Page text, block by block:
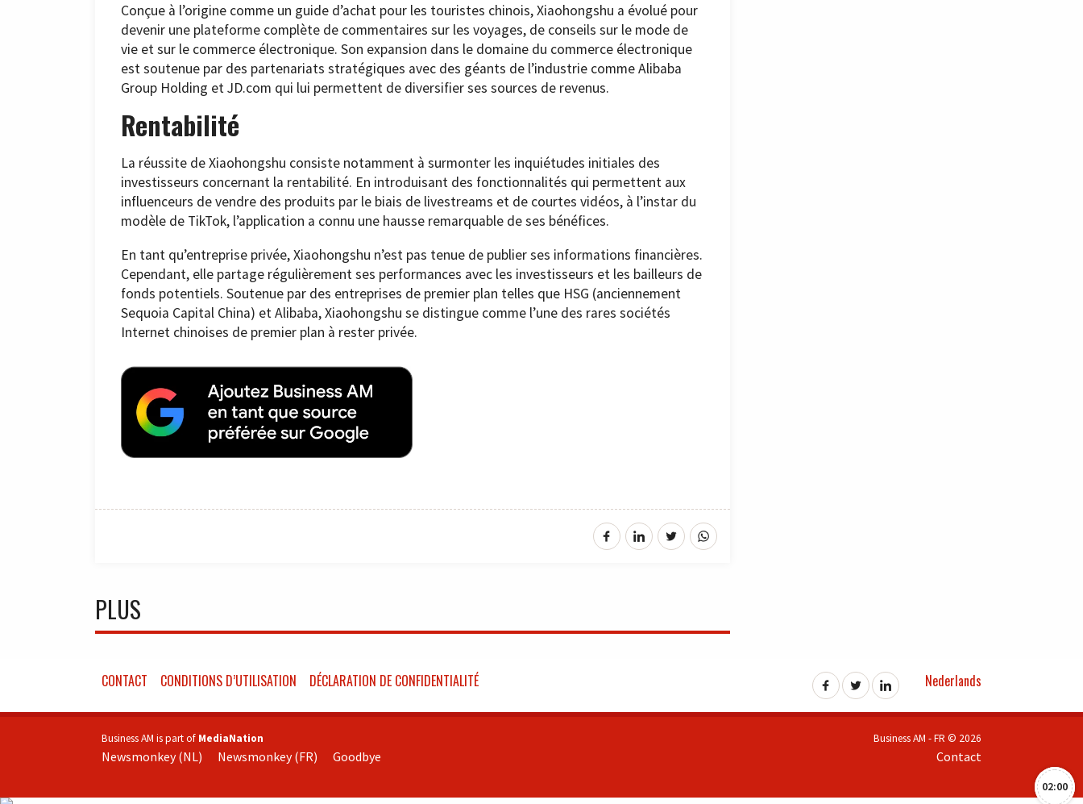
Conçue à l’origine comme un guide d’achat pour les touristes chinois, Xiaohongshu a évolué pour
devenir une plateforme complète de commentaires sur les voyages, de conseils sur le mode de
vie et sur le commerce électronique. Son expansion dans le domaine du commerce électronique
est soutenue par des partenariats stratégiques avec des géants de l’industrie comme Alibaba
Group Holding et JD.com qui lui permettent de diversifier ses sources de revenus.
Rentabilité
La réussite de Xiaohongshu consiste notamment à surmonter les inquiétudes initiales des
investisseurs concernant la rentabilité. En introduisant des fonctionnalités qui permettent aux
influenceurs de vendre des produits par le biais de livestreams et de courtes vidéos, à l’instar du
modèle de TikTok, l’application a connu une hausse remarquable de ses bénéfices.
En tant qu’entreprise privée, Xiaohongshu n’est pas tenue de publier ses informations financières.
Cependant, elle partage régulièrement ses performances avec les investisseurs et les bailleurs de
fonds potentiels. Soutenue par des entreprises de premier plan telles que HSG (anciennement
Sequoia Capital China) et Alibaba, Xiaohongshu se distingue comme l’une des rares sociétés
Internet chinoises de premier plan à rester privée.
PLUS
02:00
CONTACT CONDITIONS D’UTILISATION DÉCLARATION DE CONFIDENTIALITÉ Nederlands
Business AM is part of MediaNation
Newsmonkey (NL) Newsmonkey (FR) Goodbye
Business AM - FR © 2026
Contact